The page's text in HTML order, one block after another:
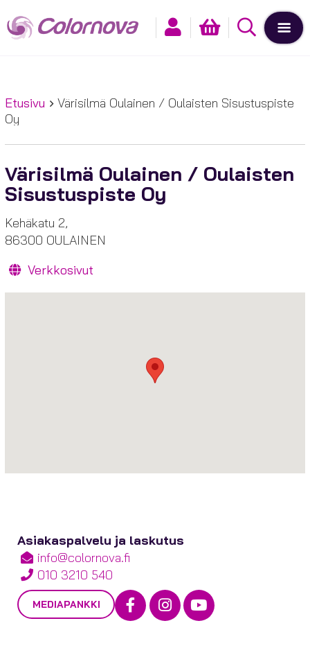
Etusivu
Värisilmä Oulainen / Oulaisten Sisustuspiste
Oy
Värisilmä Oulainen / Oulaisten
Sisustuspiste Oy
Kehäkatu 2,
86300 OULAINEN
Verkkosivut
Asiakaspalvelu ja laskutus
info@colornova.fi
010 3210 540
MEDIAPANKKI Facebook
Instagram
Youtube